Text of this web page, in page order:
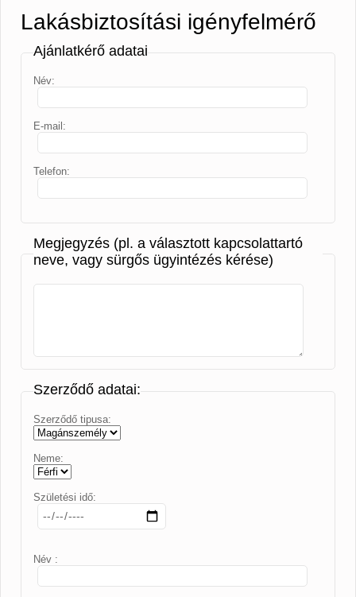
Lakásbiztosítási igényfelmérő
Ajánlatkérő adatai
Név:
E-mail:
Telefon:
Megjegyzés (pl. a választott kapcsolattartó
neve, vagy sürgős ügyintézés kérése)
Szerződő adatai:
Szerződő tipusa:
Neme:
Születési idő:
Név :